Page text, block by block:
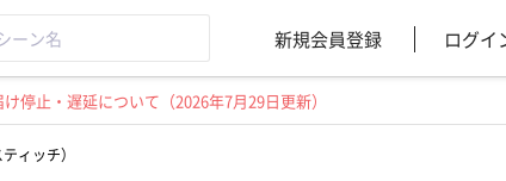
新規会員登録 ログイ
停止・遅延について（2026年7月29日更新）
ィッチ）